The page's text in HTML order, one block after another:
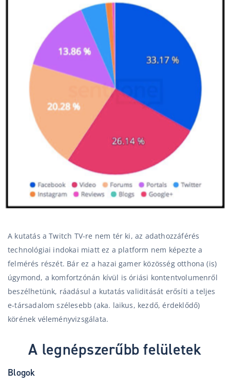
A kutatás a Twitch TV-re nem tér ki, az adathozzáférés
technológiai indokai miatt ez a platform nem képezte a
felmérés részét. Bár ez a hazai gamer közösség otthona (is)
úgymond, a komfortzónán kívül is óriási kontentvolumenről
beszélhetünk, ráadásul a kutatás validitását erősíti a teljes
e-társadalom szélesebb (aka. laikus, kezdő, érdeklődő)
körének véleményvizsgálata.
A legnépszerűbb felületek
Blogok